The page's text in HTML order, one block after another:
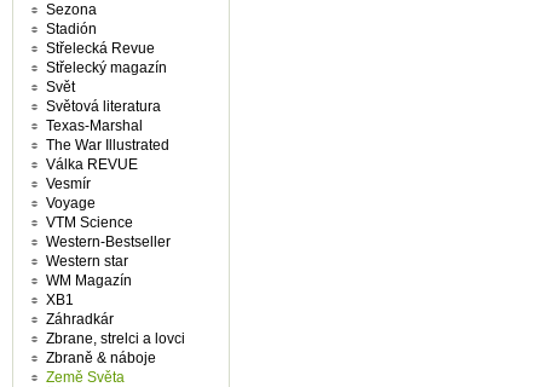
Sezona
Stadión
Střelecká Revue
Střelecký magazín
Svět
Světová literatura
Texas-Marshal
The War Illustrated
Válka REVUE
Vesmír
Voyage
VTM Science
Western-Bestseller
Western star
WM Magazín
XB1
Záhradkár
Zbrane, strelci a lovci
Zbraně & náboje
Země Světa